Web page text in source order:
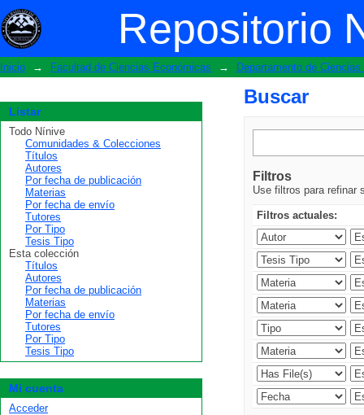
Repositorio
Buscar
Inicio → Facultad de Ciencias Económicas → Departamento de
Buscar
Filtros
Use filtros para refinar
Filtros actuales:
Listar
Todo Nínive
Comunidades & Colecciones
Títulos
Autores
Por fecha de publicación
Materias
Por fecha de envío
Tutores
Por Tipo
Tesis Tipo
Esta colección
Títulos
Autores
Por fecha de publicación
Materias
Por fecha de envío
Tutores
Por Tipo
Tesis Tipo
Mi cuenta
Acceder